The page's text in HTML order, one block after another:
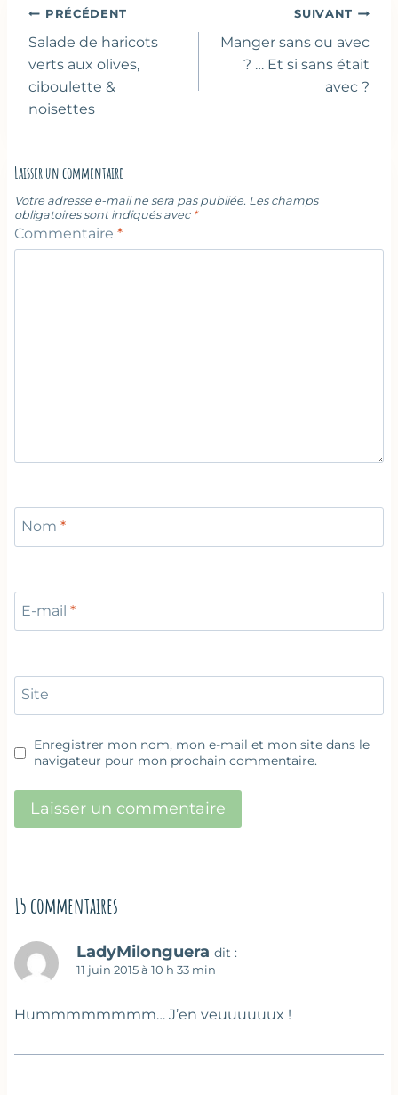
Navigation
de
l’article
PRÉCÉDENT
Salade de haricots
verts aux olives,
ciboulette &
noisettes
SUIVANT
Manger sans ou avec
? … Et si sans était
avec ?
Laisser un commentaire
Votre adresse e-mail ne sera pas publiée. Les champs
obligatoires sont indiqués avec *
Commentaire *
Nom *
E-mail *
Site
Enregistrer mon nom, mon e-mail et mon site dans le
navigateur pour mon prochain commentaire.
15 commentaires
LadyMilonguera dit :
11 juin 2015 à 10 h 33 min
Hummmmmmmm… J’en veuuuuuux !